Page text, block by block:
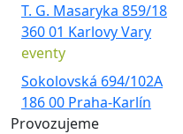
T. G. Masaryka 859/18
360 01 Karlovy Vary
eventy
Sokolovská 694/102A
186 00 Praha-Karlín
Provozujeme